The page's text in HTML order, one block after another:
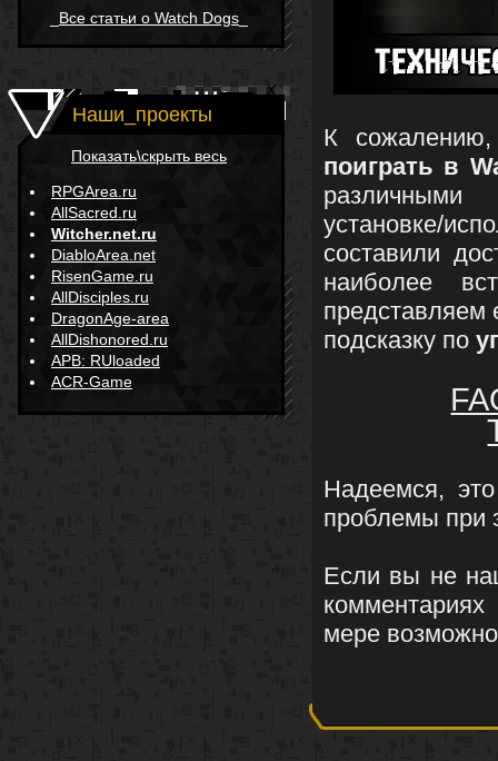
Все статьи о Watch Dogs
Наши_проекты
Показать\скрыть весь
RPGArea.ru
AllSacred.ru
Witcher.net.ru
DiabloArea.net
RisenGame.ru
AllDisciples.ru
DragonAge-area
AllDishonored.ru
APB: RUloaded
ACR-Game
К
поиграть в
установке/
составили
наиболее
подсказку по
Надеемся,
проблемы при
Если вы не
комментариях
мере